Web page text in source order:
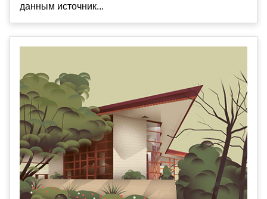
данным источник...